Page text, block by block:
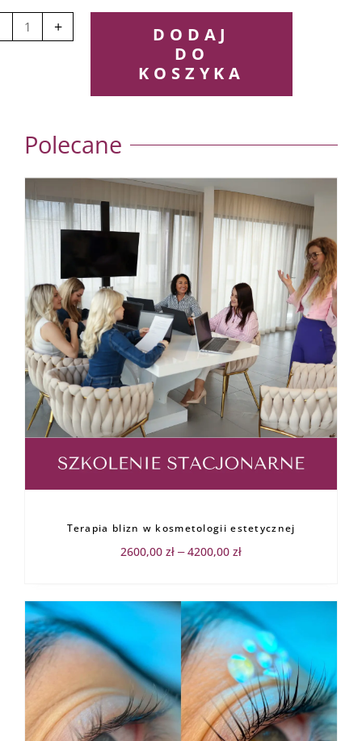
+
DODAJ
DO
KOSZYKA
Polecane
Terapia blizn w kosmetologii estetycznej
2600,00 zł – 4200,00 zł
od
2600,00 zł
do